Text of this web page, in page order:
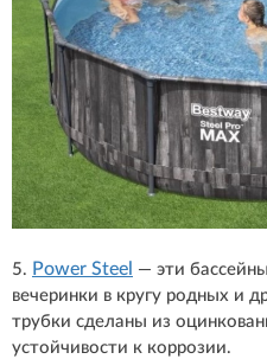
5. Power Steel — эти
вечеринки в кругу родных и
трубки сделаны из
устойчивости к коррозии.